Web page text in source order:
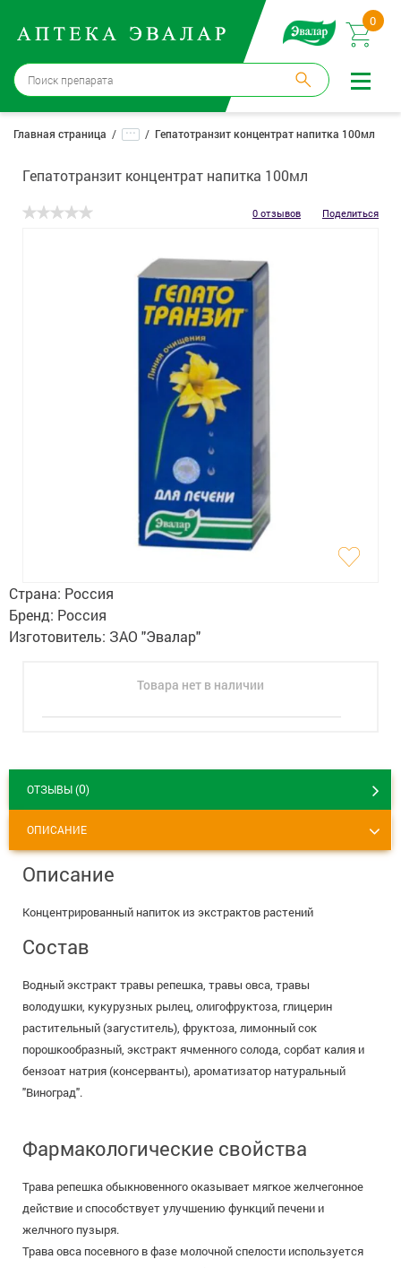
0
Москва→
12 аптек
Доставка и оплата
Изделия медицинского назначения
Планирование семьи
Ортопедия
Мама и малыш
Уход за больными
Скидки и акции
+7 (495) 921-40-74 Вакансии
Главная страница ... Гепатотранзит концентрат напитка 100мл
Гепатотранзит концентрат напитка 100мл
0 отзывов Поделиться
Страна: Россия
Бренд: Россия
Изготовитель: ЗАО "Эвалар"
Товара нет в наличии
ОТЗЫВЫ (0)
ОПИСАНИЕ
Описание
Концентрированный напиток из экстрактов растений
Состав
Водный экстракт травы репешка, травы овса, травы
володушки, кукурузных рылец, олигофруктоза, глицерин
растительный (загуститель), фруктоза, лимонный сок
порошкообразный, экстракт ячменного солода, сорбат калия и
бензоат натрия (консерванты), ароматизатор натуральный
"Виноград".
Фармакологические свойства
Трава репешка обыкновенного оказывает мягкое желчегонное
действие и способствует улучшению функций печени и
желчного пузыря.
Трава овса посевного в фазе молочной спелости используется